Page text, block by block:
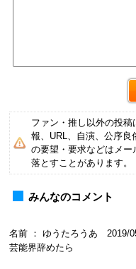
ファン・推し以外の投
報、URL、自演、公序
の要望・要求などはメ
落とすことがあります。
みんなのコメント
名前 ： ゆうたろうあ 2019/
芸能界辞めたら